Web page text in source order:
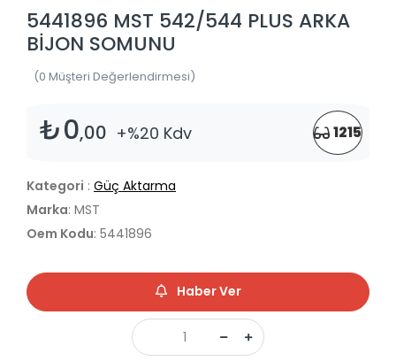
5441896 MST 542/544 PLUS ARKA
BİJON SOMUNU
(0 Müşteri Değerlendirmesi)
₺0,00 +%20 Kdv 1215
Kategori : Güç Aktarma
Marka: MST
Oem Kodu: 5441896
Haber Ver